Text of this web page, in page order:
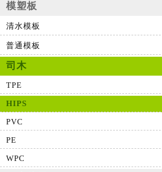
模塑板
清水模板
普通模板
司木
TPE
HIPS
PVC
PE
WPC